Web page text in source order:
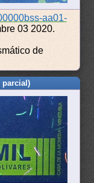
aa01-
03 2020.
de
parcial)